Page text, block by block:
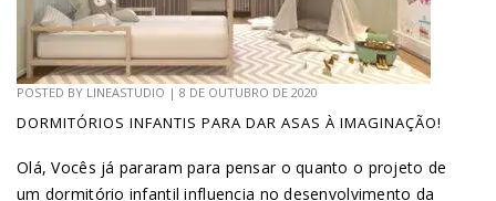
POSTED BY LINEASTUDIO | 8 DE OUTUBRO DE 2020
DORMITÓRIOS INFANTIS PARA DAR ASAS À IMAGINAÇÃO!
Olá, Vocês já pararam para pensar o quanto o projeto de
um dormitório infantil influencia no desenvolvimento da